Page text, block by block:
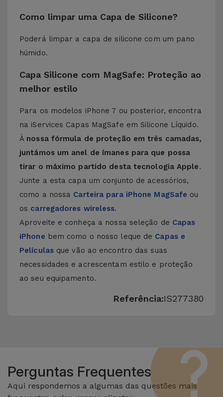
Como limpar uma Capa de Silicone?
Poderá limpar a capa de silicone com um pano
húmido.
Capa Silicone com MagSafe: Proteção ao
melhor estilo
Para os modelos iPhone 7 ou posterior, encontra
na iServices Capas MagSafe em Silicone Líquido.
À nossa fórmula de proteção em três camadas,
juntámos um anel de ímanes para que possa
tirar o máximo partido desta tecnologia Apple.
Junte a esta capa um conjunto de acessórios,
como a nossa Carteira para iPhone MagSafe ou
os carregadores wireless.
Aproveite e conheça a nossa seleção de Capas
iPhone bem como o nosso leque de Capas e
Películasque vão ao encontro das suas
necessidades e acrescentam estilo e proteção
ao seu equipamento.
Referência:IS277380
Perguntas Frequentes
Aqui respondemos a algumas das questões mais